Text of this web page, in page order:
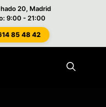
20, Madrid
9:00 - 21:00
85 48 42